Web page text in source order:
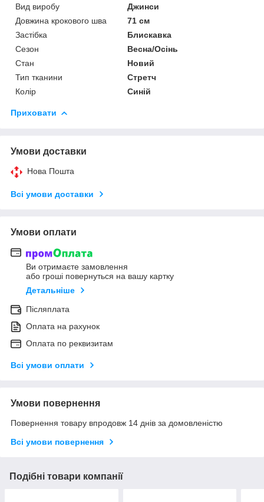
Вид виробу
Джинси
Довжина крокового шва
71 см
Застібка
Блискавка
Сезон
Весна/Осінь
Стан
Новий
Тип тканини
Стретч
Колір
Синій
Приховати
Умови доставки
Нова Пошта
Всі умови доставки
Умови оплати
Ви отримаєте замовлення
або гроші повернуться на вашу картку
Детальніше
Післяплата
Оплата на рахунок
Оплата по реквизитам
Всі умови оплати
Умови повернення
Повернення товару впродовж 14 днів за домовленістю
Всі умови повернення
Подібні товари компанії